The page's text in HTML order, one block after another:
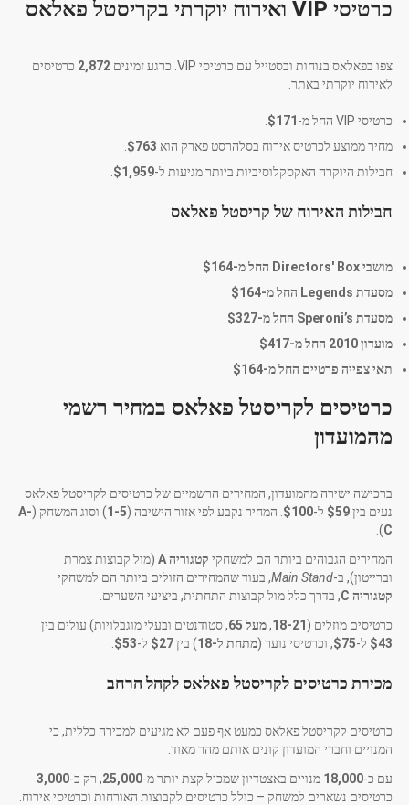
כרטיסי VIP ואירוח יוקרתי בקריסטל פאלאס
צפו בפאלאס בנוחות ובסטייל עם כרטיסי VIP. כרגע זמינים 2,872 כרטיסים
לאירוח יוקרתי באתר.
כרטיסי VIP החל מ- $171
מחיר ממוצע לכרטיס אירוח בסלהרסט פארק הוא $763
חבילות היוקרה האקסקלוסיביות ביותר מגיעות ל-$1,959
חבילות האירוח של קריסטל פאלאס
מושבי Directors' Box החל מ-
$164
מסעדת Legends החל מ-
$164
מסעדת Speroni’s החל מ-
$327
מועדון 2010 החל מ-
$417
תאי צפייה פרטיים החל מ-$164
כרטיסים לקריסטל פאלאס במחיר רשמי
מהמועדון
ברכישה ישירה מהמועדון, המחירים הרשמיים של כרטיסים לקריסטל פאלאס
נעים בין$59 ל-$100 . המחיר נקבע לפי אזור הישיבה (1-5) וסוג המשחק (A-
C
).
המחירים הגבוהים ביותר הם למשחקי קטגוריה A
(מול קבוצות צמרת
וברייטון), ב-Main Stand, בעוד שהמחירים הזולים ביותר הם למשחקי
קטגוריה C
, בדרך כלל מול קבוצות התחתית, ביציעי השערים.
כרטיסים מוזלים ( 18-21
,מעל 65
, סטודנטים ובעלי מוגבלויות) עולים בין
$43 ל-$75, וכרטיסי נוער (מתחת ל-18 ) בין$27 ל-$53
מכירת כרטיסים לקריסטל פאלאס לקהל הרחב
כרטיסים לקריסטל פאלאס כמעט אף פעם לא מגיעים למכירה כללית, כי
המנויים וחברי המועדון קונים אותם מהר מאוד.
עם כ-18,000 מנויים באצטדיון שמכיל קצת יותר מ-25,000, רק כ-3,000
כרטיסים נשארים למשחק – כולל כרטיסים לקבוצות האורחות וכרטיסי אירוח.